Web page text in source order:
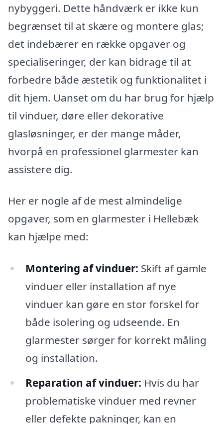
nybyggeri. Dette håndværk er ikke kun
begrænset til at skære og montere glas;
det indebærer en række opgaver og
specialiseringer, der kan bidrage til at
forbedre både æstetik og funktionalitet i
dit hjem. Uanset om du har brug for hjælp
til vinduer, døre eller dekorative
glasløsninger, er der mange måder,
hvorpå en professionel glarmester kan
assistere dig.
Her er nogle af de mest almindelige
opgaver, som en glarmester i Hellebæk
kan hjælpe med:
Montering af vinduer: Skift af gamle
vinduer eller installation af nye
vinduer kan gøre en stor forskel for
både isolering og udseende. En
glarmester sørger for korrekt måling
og installation.
Reparation af vinduer: Hvis du har
problematiske vinduer med revner
eller defekte pakninger, kan en